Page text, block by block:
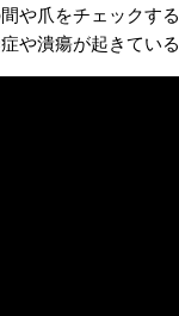
や爪をチェックする
や潰瘍が起きてい